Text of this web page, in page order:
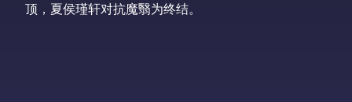
顶，夏侯瑾轩对抗魔翳为终结。